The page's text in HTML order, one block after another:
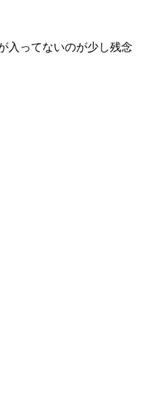
入ってないのが少し残念